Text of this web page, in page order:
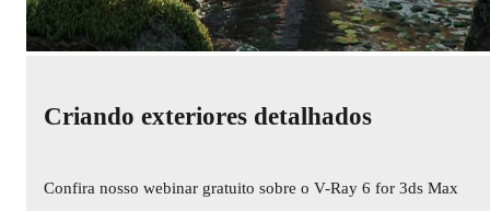
Criando exteriores detalhados
Confira nosso webinar gratuito sobre o V-Ray 6 for 3ds Max